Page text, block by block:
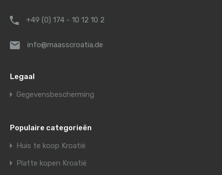
+49 (0) 174 - 10 12 10 2
info@maasscroatia.de
Legaal
Gegevensbescherming
Populaire categorieën
Huis te koop Kroatië
Platte kopen Kroatië